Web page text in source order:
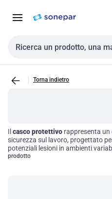
navigazione alla
Cerca input
Torna indietro
Il casco protettivo rappresenta un
sicurezza sul lavoro, progettato
potenziali lesioni in ambienti
Realizzati con materiali resistenti,
prodotto